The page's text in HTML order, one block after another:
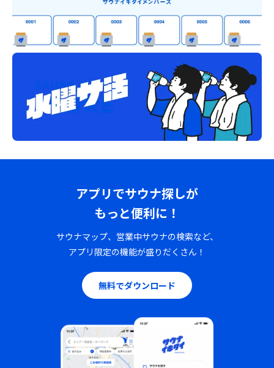
アプリでサウナ探しが
もっと便利に！
サウナマップ、営業中サウナの検索など、
アプリ限定の機能が盛りだくさん！
無料でダウンロード